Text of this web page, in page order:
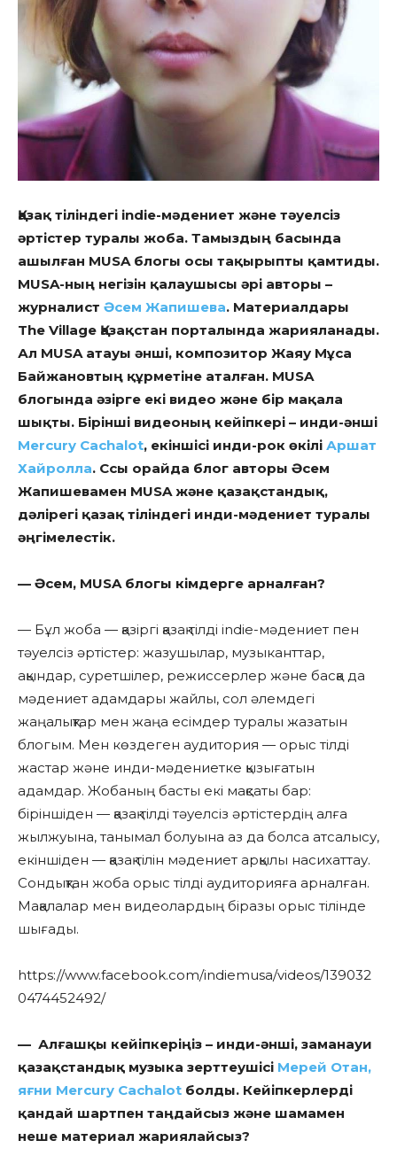
Қазақ тіліндегі indie-мәдениет және тәуелсіз
әртістер туралы жоба. Тамыздың басында
ашылған MUSA блогы осы тақырыпты қамтиды.
MUSA-ның негізін қалаушысы әрі авторы –
журналист Әсем Жапишева. Материалдары
The Village Қазақстан порталында жарияланады.
Ал MUSA атауы әнші, композитор Жаяу Мұса
Байжановтың құрметіне аталған. MUSA
блогында әзірге екі видео және бір мақала
шықты. Бірінші видеоның кейіпкері – инди-әнші
Mercury Cachalot, екіншісі инди-рок өкілі Аршат
Хайролла. Ссы орайда блог авторы Әсем
Жапишевамен MUSA және қазақстандық,
дәлірегі қазақ тіліндегі инди-мәдениет туралы
әңгімелестік.
— Әсем, MUSA блогы кімдерге арналған?
— Бұл жоба — қазіргі қазақ тілді indie-мәдениет пен
тәуелсіз әртістер: жазушылар, музыканттар,
ақындар, суретшілер, режиссерлер және басқа да
мәдениет адамдары жайлы, сол әлемдегі
жаңалықтар мен жаңа есімдер туралы жазатын
блогым. Мен көздеген аудитория — орыс тілді
жастар және инди-мәдениетке қызығатын
адамдар. Жобаның басты екі мақсаты бар:
біріншіден — қазақ тілді тәуелсіз әртістердің алға
жылжуына, танымал болуына аз да болса атсалысу,
екіншіден — қазақ тілін мәдениет арқылы насихаттау.
Сондықтан жоба орыс тілді аудиторияға арналған.
Мақалалар мен видеолардың біразы орыс тілінде
шығады.
https://www.facebook.com/indiemusa/videos/139032
0474452492/
— Алғашқы кейіпкеріңіз – инди-әнші, заманауи
қазақстандық музыка зерттеушісі Мерей Отан,
яғни Mercury Cachalot болды. Кейіпкерлерді
қандай шартпен таңдайсыз және шамамен
неше материал жариялайсыз?